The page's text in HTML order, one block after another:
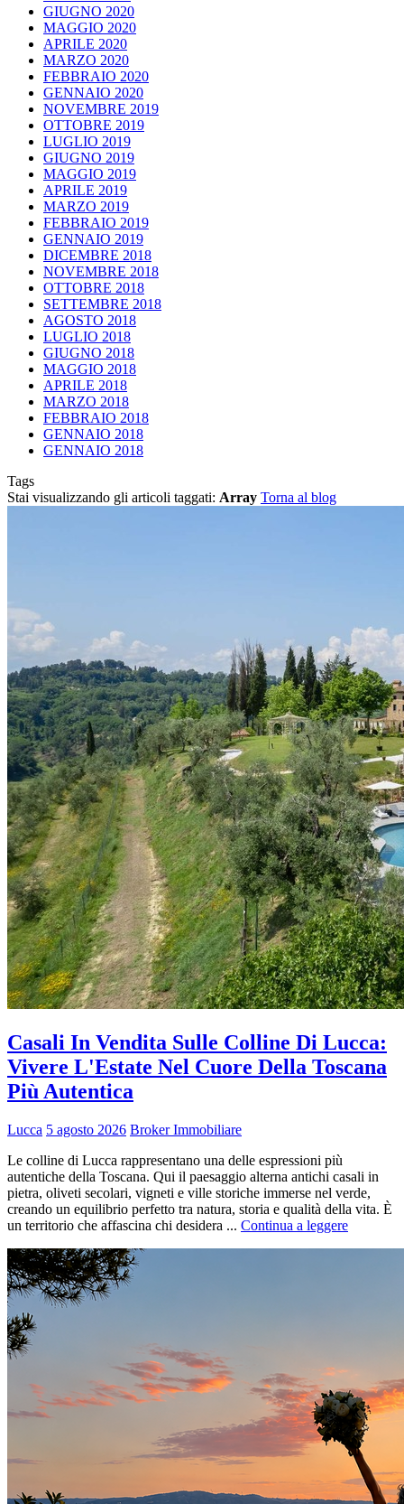
GIUGNO 2020
MAGGIO 2020
APRILE 2020
MARZO 2020
FEBBRAIO 2020
GENNAIO 2020
NOVEMBRE 2019
OTTOBRE 2019
LUGLIO 2019
GIUGNO 2019
MAGGIO 2019
APRILE 2019
MARZO 2019
FEBBRAIO 2019
GENNAIO 2019
DICEMBRE 2018
NOVEMBRE 2018
OTTOBRE 2018
SETTEMBRE 2018
AGOSTO 2018
LUGLIO 2018
GIUGNO 2018
MAGGIO 2018
APRILE 2018
MARZO 2018
FEBBRAIO 2018
GENNAIO 2018
GENNAIO 2018
Tags
Stai visualizzando gli articoli taggati: Array Torna al blog
Casali In Vendita Sulle Colline Di Lucca:
Vivere L'Estate Nel Cuore Della Toscana
Più Autentica
Lucca 5 agosto 2026 Broker Immobiliare
Le colline di Lucca rappresentano una delle espressioni più
autentiche della Toscana. Qui il paesaggio alterna antichi casali in
pietra, oliveti secolari, vigneti e ville storiche immerse nel verde,
creando un equilibrio perfetto tra natura, storia e qualità della vita. È
un territorio che affascina chi desidera ... Continua a leggere